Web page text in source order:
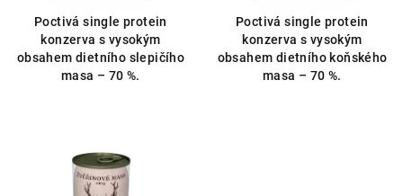
Poctivá single protein
konzerva s vysokým
obsahem dietního slepičího
masa – 70 %.
z
5
hvězdiček.
Poctivá single protein
konzerva s vysokým
obsahem dietního koňského
masa – 70 %.